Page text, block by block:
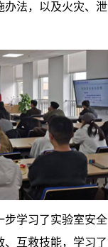
法，以及火灾、
学习了实验室安
互救技能，学习